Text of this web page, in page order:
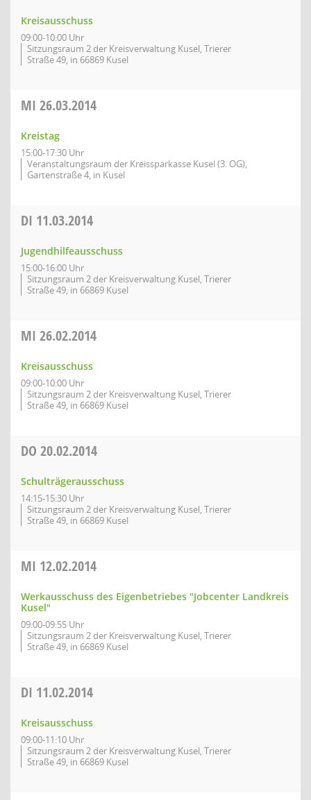
Kreisausschuss
09:00-10:00 Uhr
Sitzungsraum 2 der Kreisverwaltung Kusel, Trierer
Straße 49, in 66869 Kusel
MI 26.03.2014
Kreistag
15:00-17:30 Uhr
Veranstaltungsraum der Kreissparkasse Kusel (3. OG),
Gartenstraße 4, in Kusel
DI 11.03.2014
Jugendhilfeausschuss
15:00-16:00 Uhr
Sitzungsraum 2 der Kreisverwaltung Kusel, Trierer
Straße 49, in 66869 Kusel
MI 26.02.2014
Kreisausschuss
09:00-10:00 Uhr
Sitzungsraum 2 der Kreisverwaltung Kusel, Trierer
Straße 49, in 66869 Kusel
DO 20.02.2014
Schulträgerausschuss
14:15-15:30 Uhr
Sitzungsraum 2 der Kreisverwaltung Kusel, Trierer
Straße 49, in 66869 Kusel
MI 12.02.2014
Werkausschuss des Eigenbetriebes "Jobcenter Landkreis
Kusel"
09:00-09:55 Uhr
Sitzungsraum 2 der Kreisverwaltung Kusel, Trierer
Straße 49, in 66869 Kusel
DI 11.02.2014
Kreisausschuss
09:00-11:10 Uhr
Sitzungsraum 2 der Kreisverwaltung Kusel, Trierer
Straße 49, in 66869 Kusel